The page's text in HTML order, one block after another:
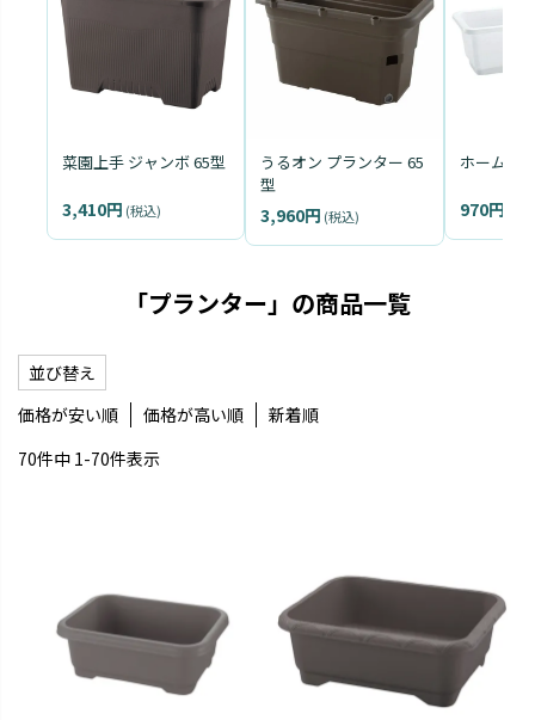
菜園上手 ジャンボ 65型
3,410円 (税込)
うるオン プランター 65
型
3,960円 (税込)
ホームプ
970円
「プランター」の商品一覧
並び替え
価格が安い順
価格が高い順
新着順
70件中 1-70件表示